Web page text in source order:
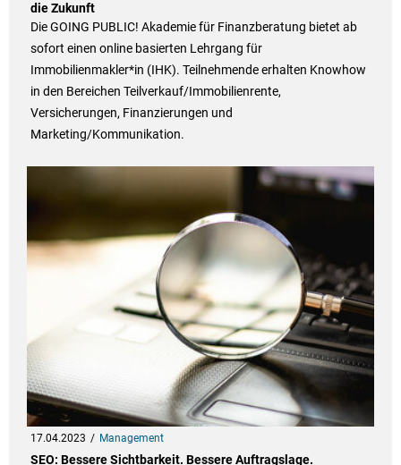
die Zukunft
Die GOING PUBLIC! Akademie für Finanzberatung bietet ab
sofort einen online basierten Lehrgang für
Immobilienmakler*in (IHK). Teilnehmende erhalten Knowhow
in den Bereichen Teilverkauf/Immobilienrente,
Versicherungen, Finanzierungen und
Marketing/Kommunikation.
17.04.2023 Management
SEO: Bessere Sichtbarkeit. Bessere Auftragslage.